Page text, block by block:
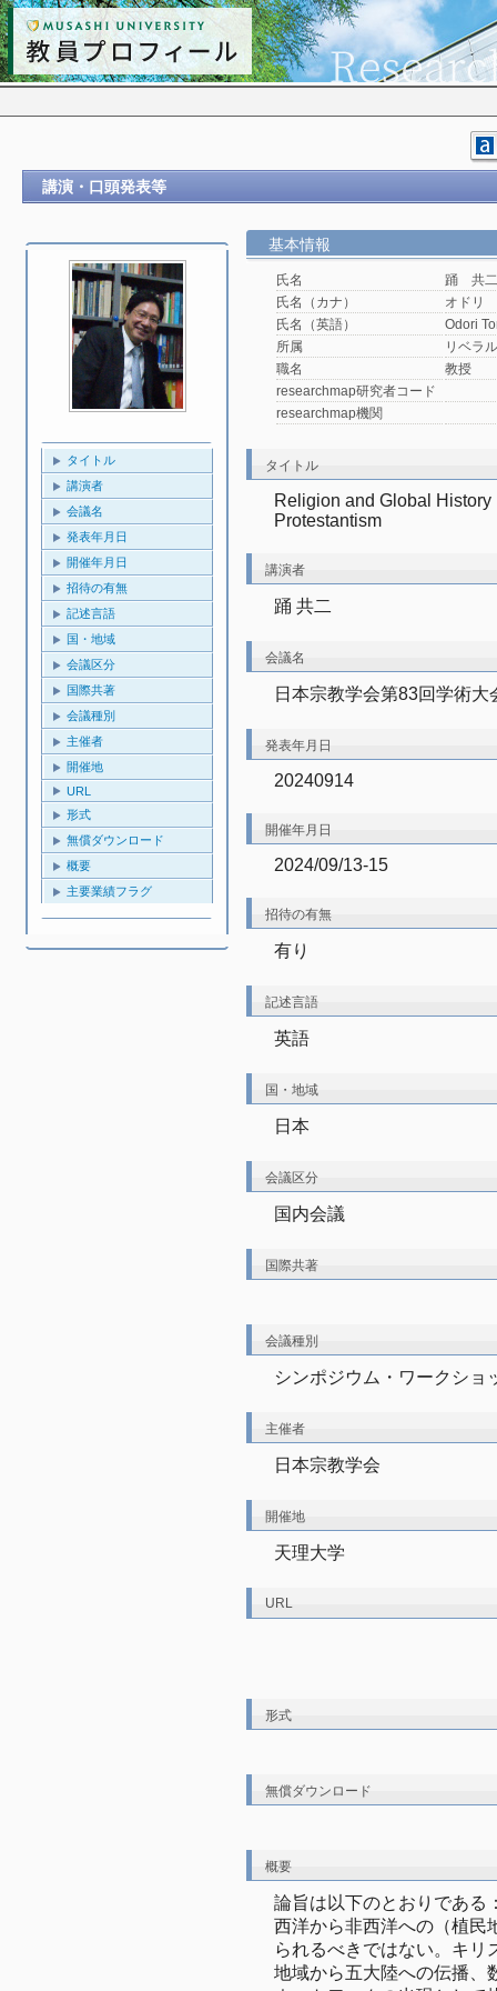
講演・口頭発表等
タイトル
講演者
会議名
発表年月日
開催年月日
招待の有無
記述言語
国・地域
会議区分
国際共著
会議種別
主催者
開催地
URL
形式
無償ダウンロード
概要
主要業績フラグ
基本情報
氏名
踊 共二
氏名（カナ）
オドリ
氏名（英語）
Odori
所属
リベラ
職名
教授
researchmap研究者コード
researchmap機関
タイトル
Religion and Global
Protestantism
講演者
踊 共二
会議名
日本宗教学会第83回学術大
発表年月日
20240914
開催年月日
2024/09/13-15
招待の有無
有り
記述言語
英語
国・地域
日本
会議区分
国内会議
国際共著
会議種別
シンポジウム・ワークショ
主催者
日本宗教学会
開催地
天理大学
URL
形式
無償ダウンロード
概要
論旨は以下のとおりである
西洋から非西洋への（植民
られるべきではない。キリ
地域から五大陸への伝播、